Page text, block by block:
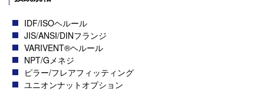
IDF/ISOヘルール
JIS/ANSI/DINフランジ
VARIVENT®ヘルール
NPT/Gメネジ
ピラー/フレアフィッティング
ユニオンナットオプション